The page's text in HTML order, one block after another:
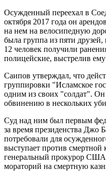
Осужденный переехал в
октября 2017 года он
на нем на велосипедную
была группа из пяти
12 человек получили
полицейские, выстрелив
Саипов утверждал, что
группировки "Исламское
одним из своих "солдат".
обвинению в нескольких
Суд над ним был первым
за время президенства Джо
потребовали для
выступает против смертной
генеральный прокурор
мораторий на смертную